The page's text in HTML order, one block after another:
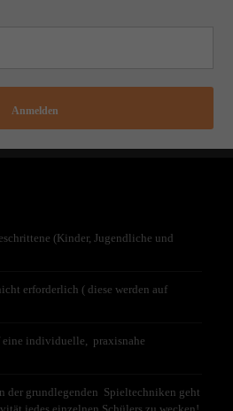
Anmelden
(Kinder, Jugendliche und
erforderlich ( diese werden auf
eine individuelle, praxisnahe
der grundlegenden Spieltechniken geht